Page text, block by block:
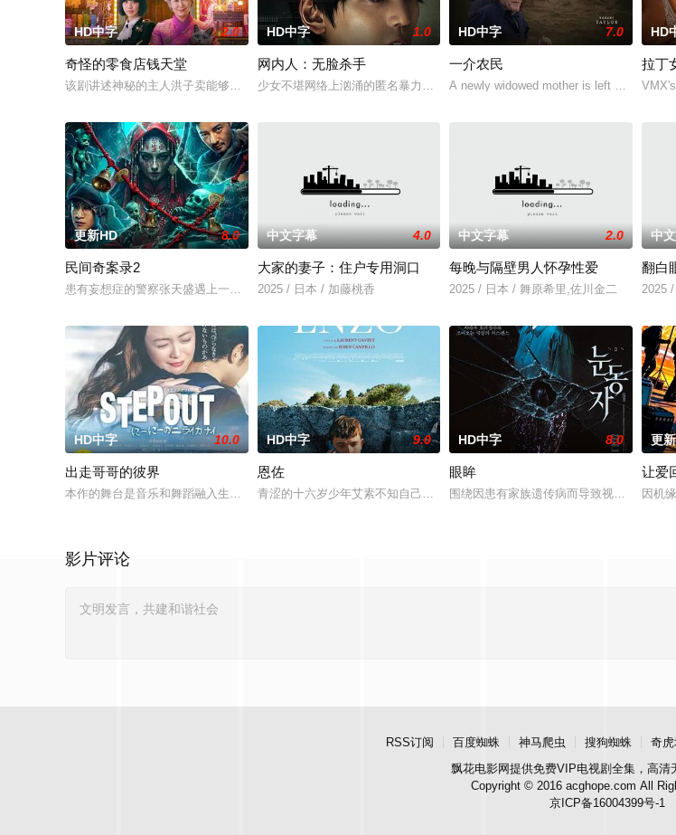
HD中字 2.0
奇怪的零食店钱天堂
该剧讲述神秘的主人洪子卖能够实现人们愿望的神秘零食，以及人们来到那里展开一段魔法般的故事。
HD中字 1.0
网内人：无脸杀手
少女不堪网络上汹涌的匿名暴力，选择结束年轻的生命。悲愤的家属委托私家
HD中字 7.0
一介农民
A newly widowed mother is left with the
HD
拉丁
更新HD 8.0
民间奇案录2
患有妄想症的警察张天盛遇上一起离奇的神像杀人事件，勘案过程中，牵引出“婴胎报仇”，“娘娘索命”等一连串妖异事
中文字幕 4.0
大家的妻子：住户专用洞口
2025 / 日本 / 加藤桃香
中文字幕 2.0
每晚与隔壁男人怀孕性爱
2025 / 日本 / 舞原希里,佐川金二
中
翻白
2025
HD中字 10.0
出走哥哥的彼界
本作的舞台是音乐和舞蹈融入生活的冲绳。与母亲朱音、妹妹舞一起生活的照屋踊，憧憬舞蹈学校的丽莎，开始了舞
HD中字 9.0
恩佐
青涩的十六岁少年艾素不知自己想要什么，却清楚自己不要什么：父母享受的中
HD中字 8.0
眼眸
围绕因患有家族遗传病而导致视力逐渐丧
更
让爱
因机
影片评论
RSS订阅 百度蜘蛛 神马爬虫 搜狗蜘蛛 奇
飘花电影网提供免费VIP电视剧全集，高清
Copyright © 2016 acghope.com All
京ICP备16004399号-1